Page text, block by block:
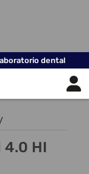
dental
/
4.0 HI